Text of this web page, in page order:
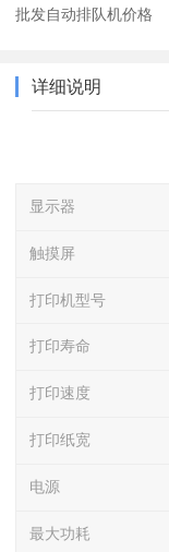
批发自动排队机价格
详细说明
显示器
触摸屏
打印机型号
打印寿命
打印速度
打印纸宽
电源
最大功耗